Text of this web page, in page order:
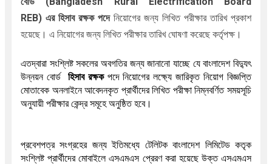
REB) এর হিসাব রক্ষক পদেনিয়োগের জন্য লিখিত পরীক্ষার তারিখ প্রকাশ
হয়েছে। এ নিয়োগের জন্য লিখিত পরীক্ষার তারিখ ঘোষণা করেছে কর্তৃপক্ষ।
এতদ্বারা সংশ্লিষ্ট সকলের অবগতির জন্য জানানো যাচ্ছে যে বাংলাদেশ বিদ্যুৎ
উন্নয়ন বোর্ড
হিসাব রক্ষক পদে নিয়োগের লক্ষ্যে জারিকৃত নিয়োগ বিজ্ঞপ্তি
মোতাবেক অনলাইনে আবেদনকৃত প্রার্থীদের লিখিত পরীক্ষা নিম্নবর্ণিত সময়সূচি
অনুযায়ী পরীক্ষার কেন্দ্র সমূহে অনুষ্ঠিত হবে।
প্রবেশপত্র সংগ্রহের জন্য ইতিমধ্যে টেলিটক বাংলাদেশ লিমিটেড কতৃক
সংশ্লিষ্ট প্রার্থীদের মোবাইলে এসএমএস প্রেরণ করা হয়েছে উক্ত এসএমএস